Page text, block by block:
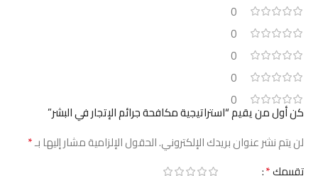
0
0
0
0
0
كن أول من يقيم “استراتيجية مكافحة جرائم الإتجار في البشر”
لن يتم نشر عنوان بريدك الإلكتروني.الحقول الإلزامية مشار إليها بـ*
تقييمك*